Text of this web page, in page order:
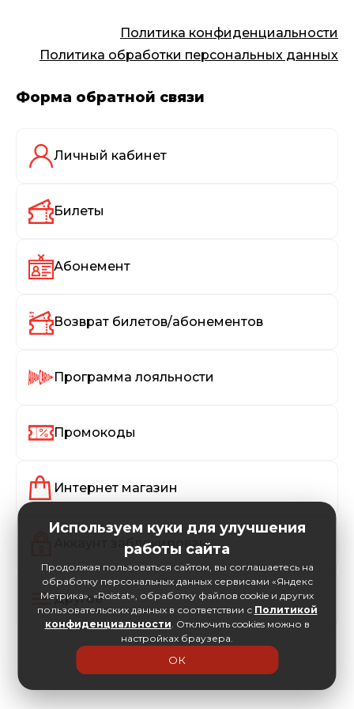
Политика конфиденциальности
Политика обработки персональных данных
Форма обратной связи
Личный кабинет
Билеты
Абонемент
Возврат билетов/абонементов
Программа лояльности
Промокоды
Интернет магазин
Аккаунт заблокирован
Другое
Используем куки для улучшения
работы сайта
Продолжая пользоваться сайтом, вы соглашаетесь на
обработку персональных данных сервисами «Яндекс
Метрика», «Roistat», обработку файлов cookie и других
пользовательских данных в соответствии с Политикой
конфиденциальности. Отключить cookies можно в
настройках браузера.
ОК